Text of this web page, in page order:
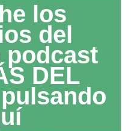
los
del
podcast
DEL